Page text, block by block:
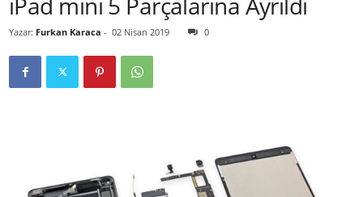
Yazar: Furkan Karaca - 02 Nisan 2019 0